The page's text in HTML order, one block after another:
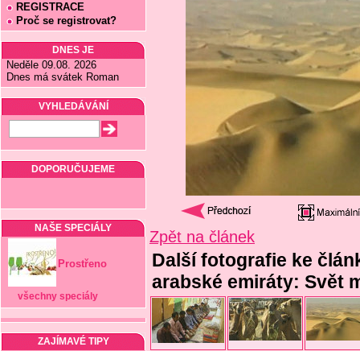
REGISTRACE
Proč se registrovat?
DNES JE
Neděle 09.08. 2026
Dnes má svátek Roman
VYHLEDÁVÁNÍ
DOPORUČUJEME
NAŠE SPECIÁLY
Prostřeno
všechny speciály
ZAJÍMAVÉ TIPY
Zpět na článek
Další fotografie ke
arabské emiráty: Svět